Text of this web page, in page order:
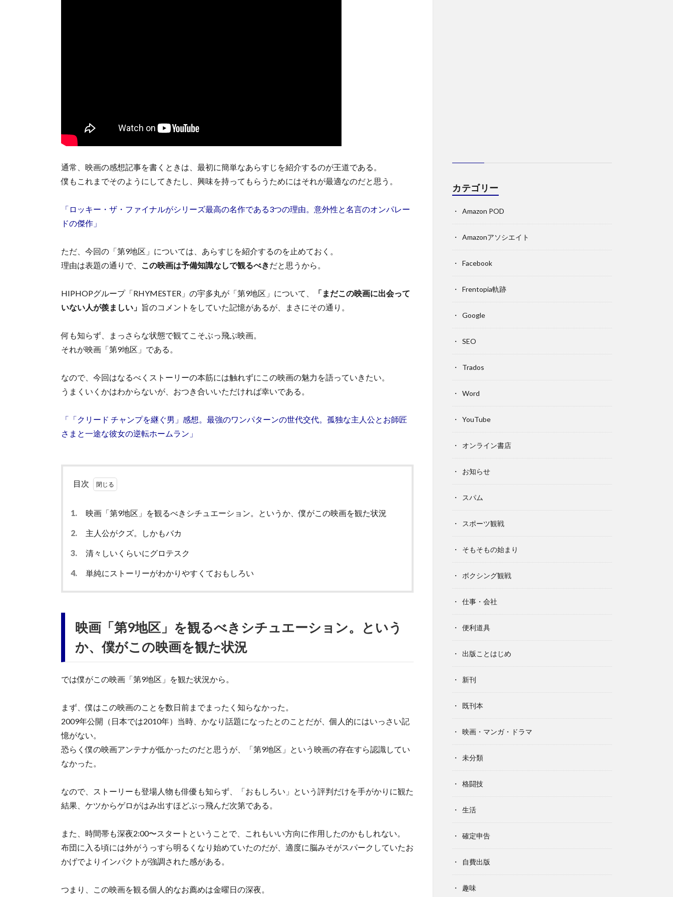
通常、映画の感想記事を書くときは、最初に簡単なあらすじを紹介するのが王道である。
僕もこれまでそのようにしてきたし、興味を持ってもらうためにはそれが最適なのだと思う。
「ロッキー・ザ・ファイナルがシリーズ最高の名作である3つの理由。意外性と名言のオンパレー
ドの傑作」
ただ、今回の「第9地区」については、あらすじを紹介するのを止めておく。
理由は表題の通りで、
この映画は予備知識なしで観るべきだと思うから。
HIPHOPグループ「RHYMESTER」の宇多丸が「第9地区」について、
「まだこの映画に出会って
いない人が羨ましい」 旨のコメントをしていた記憶があるが、まさにその通り。
何も知らず、まっさらな状態で観てこそぶっ飛ぶ映画。
それが映画「第9地区」である。
なので、今回はなるべくストーリーの本筋には触れずにこの映画の魅力を語っていきたい。
うまくいくかはわからないが、おつき合いいただければ幸いである。
「「クリード チャンプを継ぐ男」感想。最強のワンパターンの世代交代。孤独な主人公とお師匠
さまと一途な彼女の逆転ホームラン」
目次
1. 映画「第9地区」を観るべきシチュエーション。というか、僕がこの映画を観た状況
2. 主人公がクズ。しかもバカ
3. 清々しいくらいにグロテスク
4. 単純にストーリーがわかりやすくておもしろい
映画「第9地区」を観るべきシチュエーション。という
か、僕がこの映画を観た状況
では僕がこの映画「第9地区」を観た状況から。
まず、僕はこの映画のことを数日前までまったく知らなかった。
2009年公開（日本では2010年）当時、かなり話題になったとのことだが、個人的にはいっさい記
憶がない。
恐らく僕の映画アンテナが低かったのだと思うが、「第9地区」という映画の存在すら認識してい
なかった。
なので、ストーリーも登場人物も俳優も知らず、「おもしろい」という評判だけを手がかりに観た
結果、ケツからゲロがはみ出すほどぶっ飛んだ次第である。
また、時間帯も深夜2:00〜スタートということで、これもいい方向に作用したのかもしれない。
布団に入る頃には外がうっすら明るくなり始めていたのだが、適度に脳みそがスパークしていたお
かげでよりインパクトが強調された感がある。
つまり、この映画を観る個人的なお薦めは金曜日の深夜。
カテゴリー
Amazon POD
Amazonアソシエイト
Facebook
Frentopia軌跡
Google
SEO
Trados
Word
YouTube
オンライン書店
お知らせ
スパム
スポーツ観戦
そもそもの始まり
ボクシング観戦
仕事・会社
便利道具
出版ことはじめ
新刊
既刊本
映画・マンガ・ドラマ
未分類
格闘技
生活
確定申告
自費出版
趣味